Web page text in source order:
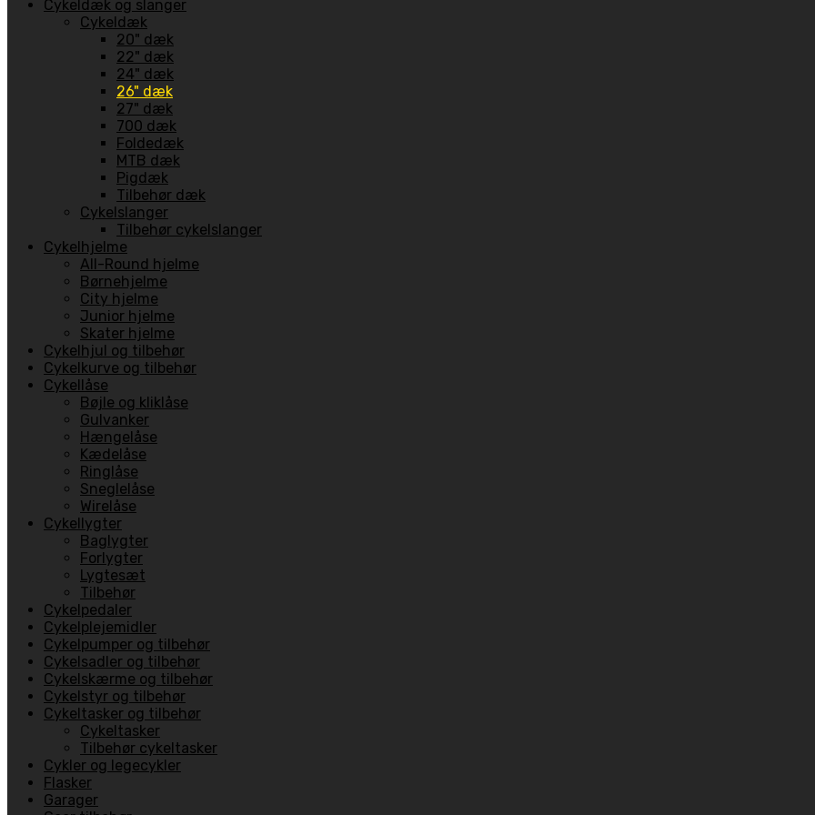
Cykeldæk og slanger
Cykeldæk
20" dæk
22" dæk
24" dæk
26" dæk
27" dæk
700 dæk
Foldedæk
MTB dæk
Pigdæk
Tilbehør dæk
Cykelslanger
Tilbehør cykelslanger
Cykelhjelme
All-Round hjelme
Børnehjelme
City hjelme
Junior hjelme
Skater hjelme
Cykelhjul og tilbehør
Cykelkurve og tilbehør
Cykellåse
Bøjle og kliklåse
Gulvanker
Hængelåse
Kædelåse
Ringlåse
Sneglelåse
Wirelåse
Cykellygter
Baglygter
Forlygter
Lygtesæt
Tilbehør
Cykelpedaler
Cykelplejemidler
Cykelpumper og tilbehør
Cykelsadler og tilbehør
Cykelskærme og tilbehør
Cykelstyr og tilbehør
Cykeltasker og tilbehør
Cykeltasker
Tilbehør cykeltasker
Cykler og legecykler
Flasker
Garager